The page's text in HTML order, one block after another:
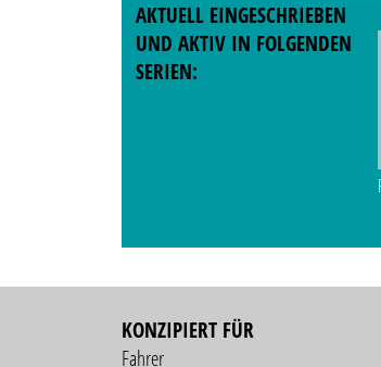
AKTUELL EINGESCHRIEBEN
UND AKTIV IN FOLGENDEN
SERIEN:
KONZIPIERT FÜR
Fahrer